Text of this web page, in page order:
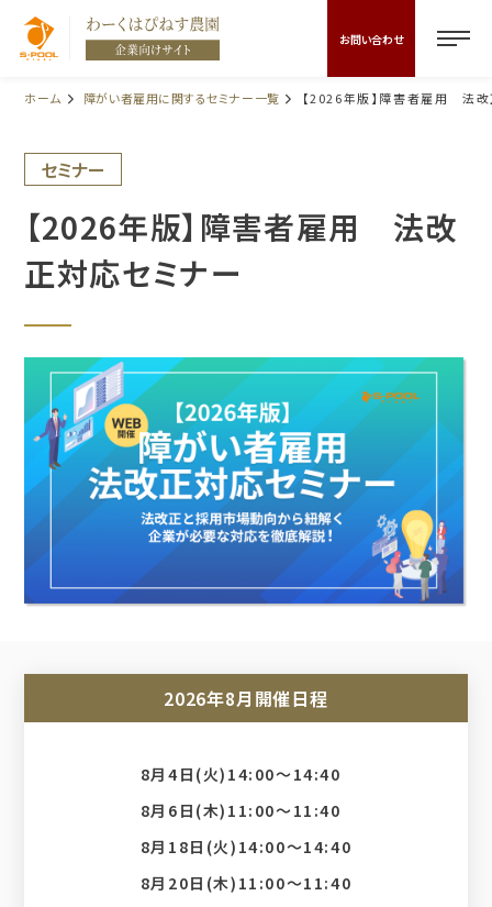
お問い合わせ
ホーム 障がい者雇用に関するセミナー一覧 【2026年版】障害者雇用 法
セミナー
【2026年版】障害者雇用 法改
正対応セミナー
2026年8月開催日程
8月4日(火)14:00〜14:40
8月6日(木)11:00〜11:40
8月18日(火)14:00〜14:40
8月20日(木)11:00〜11:40